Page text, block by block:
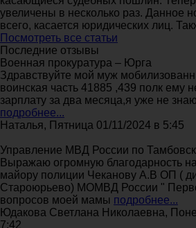
увеличены в несколько раз. Данное
всего, касается юридических лиц.
Посмотреть все статьи
Последние отзывы
Военная прокуратура – Юрга
Здравствуйте мой муж
воинская часть 41885 ,439 полк ему
зарплату за два месяца,я уже не
подробнее...
Наталья, Пятница 01/11/2024 в 5:45
Управление МВД России по
Выражаю огромную благодарность
майору полиции Чеканову А.В ОП (
Староюрьево) МОМВД России "
вопросов моей мамы подробнее...
Юдакова Светлана Николаевна,
7:42